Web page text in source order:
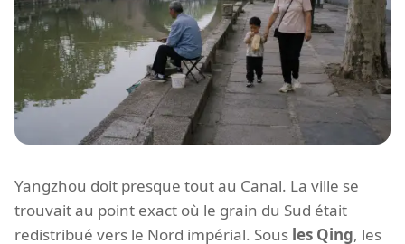
Yangzhou doit presque tout au Canal. La ville se
trouvait au point exact où le grain du Sud était
redistribué vers le Nord impérial. Sous les Qing, les